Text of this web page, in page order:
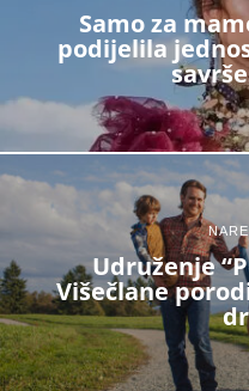
Samo za
podijelila
Udruženje
Višečlane